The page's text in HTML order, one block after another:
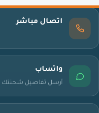
اتصال مباشر
واتساب
أرسل تفاصيل